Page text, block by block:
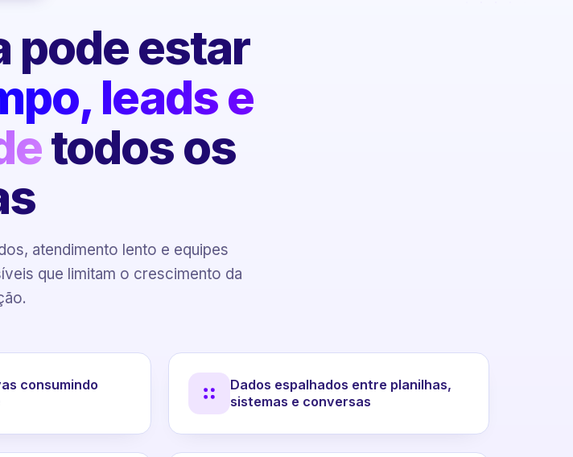
pode estar
leads e
todos os
atendimento lento e equipes
que limitam o crescimento da
consumindo
Dados espalhados entre planilhas,
sistemas e conversas